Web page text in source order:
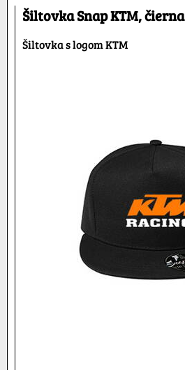
Šiltovka Snap KTM, čierna
Šiltovka s logom KTM